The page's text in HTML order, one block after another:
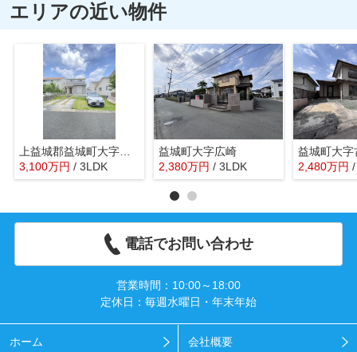
エリアの近い物件
上益城郡益城町大字馬水
3,100万円 / 3LDK
益城町大字広崎
2,380万円 / 3LDK
益城町大字
2,480万円
電話でお問い合わせ
営業時間：10:00～18:00
定休日：毎週水曜日・年末年始
ホーム 会社概要